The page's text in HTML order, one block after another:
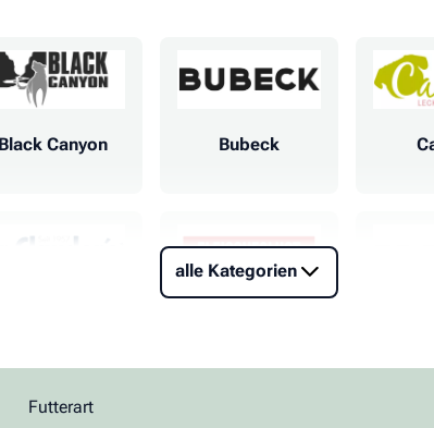
Black Canyon Bubeck
Fleischeslust
alle Kategorien
Futterart